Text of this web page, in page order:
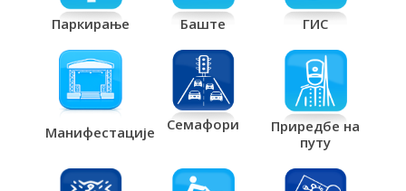
Паркирање Баште ГИС
Манифестације Семафори
Приредбе на
путу